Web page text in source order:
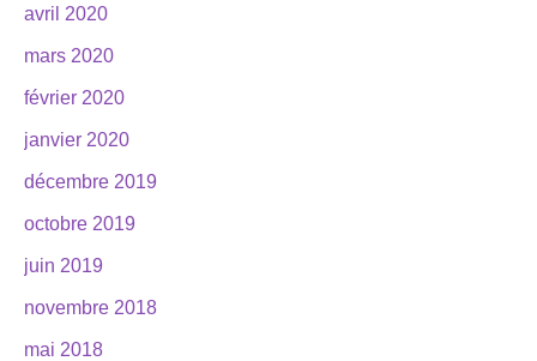
avril 2020
mars 2020
février 2020
janvier 2020
décembre 2019
octobre 2019
juin 2019
novembre 2018
mai 2018